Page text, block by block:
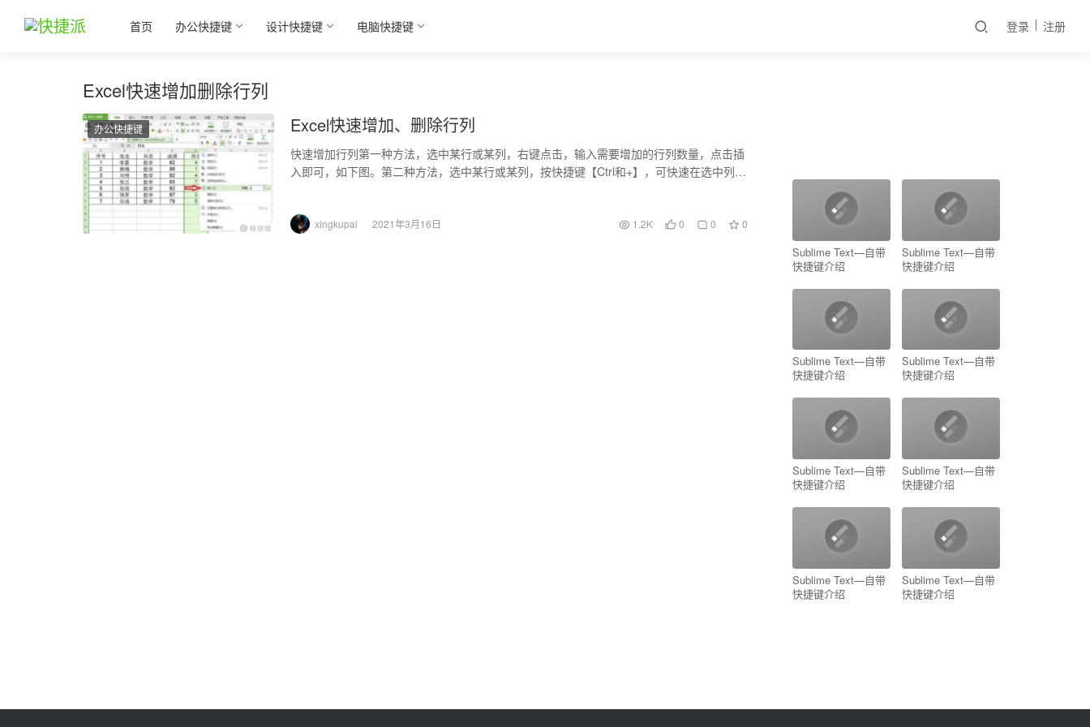
首页 办公快捷键 设计快捷键 电脑快捷键 登录 注册
Excel快速增加删除行列
办公快捷键 Excel快速增加、删除行列
快速增加行列第一种方法，选中某行或某列，右键点击，输入需要增加的行列数量，点击插
入即可，如下图。第二种方法，选中某行或某列，按快捷键【Ctrl和+】，可快速在选中列的
xingkupai 2021年3月16日 1.2K 0 0 0
Sublime Text—自带
快捷键介绍
Sublime Text—自带
快捷键介绍
Sublime Text—自带
快捷键介绍
Sublime Text—自带
快捷键介绍
Sublime Text—自带
快捷键介绍
Sublime Text—自带
快捷键介绍
Sublime Text—自带
快捷键介绍
Sublime Text—自带
快捷键介绍